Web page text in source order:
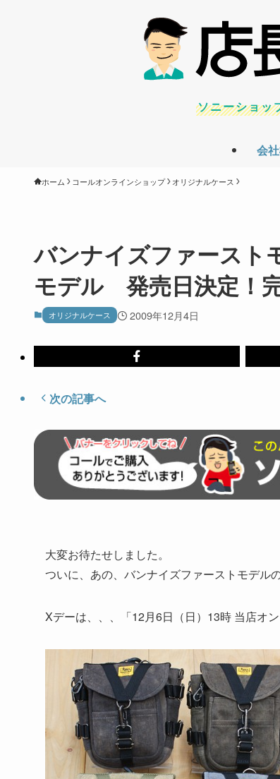
会
ソニーショッ
ホーム コールオンラインショップ オリジナルケース
バンナイズファースト
モデル 発売日決定！
オリジナルケース 2009年12月4日
次の記事へ
大変お待たせしました。
ついに、あの、バンナイズファーストモデル
Xデーは、、、「12月6日（日）13時 当店オ